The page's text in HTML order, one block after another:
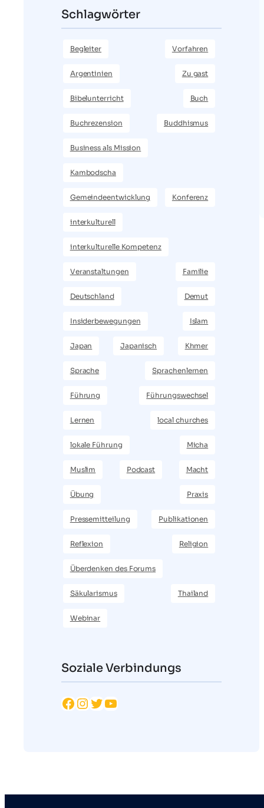
Schlagwörter
Begleiter Vorfahren
Argentinien Zu gast
Bibelunterricht Buch
Buchrezension Buddhismus
Business als Mission
Kambodscha
Gemeindeentwicklung Konferenz
interkulturell
interkulturelle Kompetenz
Veranstaltungen Familie
Deutschland Demut
Insiderbewegungen Islam
Japan Japanisch Khmer
Sprache Sprachenlernen
Führung Führungswechsel
Lernen local churches
lokale Führung Micha
Muslim Podcast Macht
Übung Praxis
Pressemitteilung Publikationen
Reflexion Religion
Überdenken des Forums
Säkularismus Thailand
Webinar
Soziale Verbindungs
Facebook Instagram Twitter YouTube